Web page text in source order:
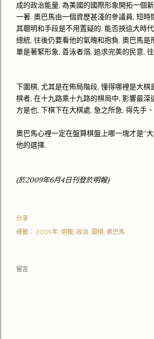
成的政治能量, 為美國的國際形象開拓一個
一著. 奧巴馬由一個資歷甚淺的參議員, 短時
其聰明和手段是不用置疑的. 能否挾這大時
總統, 往後仍要看他的氣魄和抱負. 奧巴馬是
單是著緊形象, 善泳者溺, 追求完美的民意,
下圍棋, 尤其是在佈局階段, 懂得哪裡是大棋
棋者, 在十九路乘十九路的棋局中, 影響最深
方是也, 下棋下在大棋處, 急之所急, 得先手
奧巴馬心裡一定在盤算棋盤上哪一塊才是“
他的選擇.
(於2009年6月4日刊登於明報)
分享
標籤： 2009年 明報 政治 圍棋 奧巴馬
留言